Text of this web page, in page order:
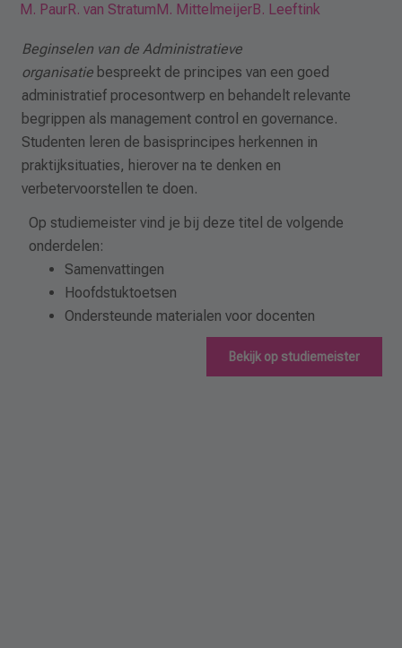
M. PaurR. van StratumM. MittelmeijerB. Leeftink
Beginselen van de Administratieve
organisatie bespreekt de principes van een goed
administratief procesontwerp en behandelt relevante
begrippen als management control en governance.
Studenten leren de basisprincipes herkennen in
praktijksituaties, hierover na te denken en
verbetervoorstellen te doen.
Op studiemeister vind je bij deze titel de volgende
onderdelen:
Samenvattingen
Hoofdstuktoetsen
Ondersteunde materialen voor docenten
Bekijk op studiemeister